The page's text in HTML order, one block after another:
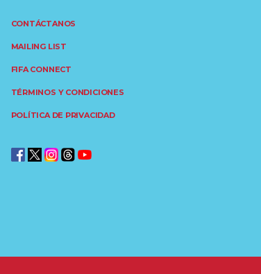
CONTÁCTANOS
MAILING LIST
FIFA CONNECT
TÉRMINOS Y CONDICIONES
POLÍTICA DE PRIVACIDAD